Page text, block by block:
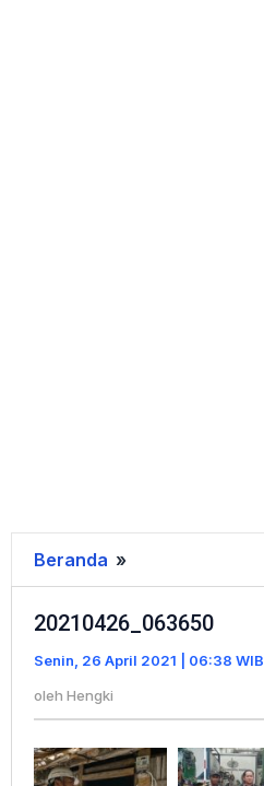
Beranda »
20210426_063650
Senin, 26 April 2021 | 06:38 WIB
oleh Hengki